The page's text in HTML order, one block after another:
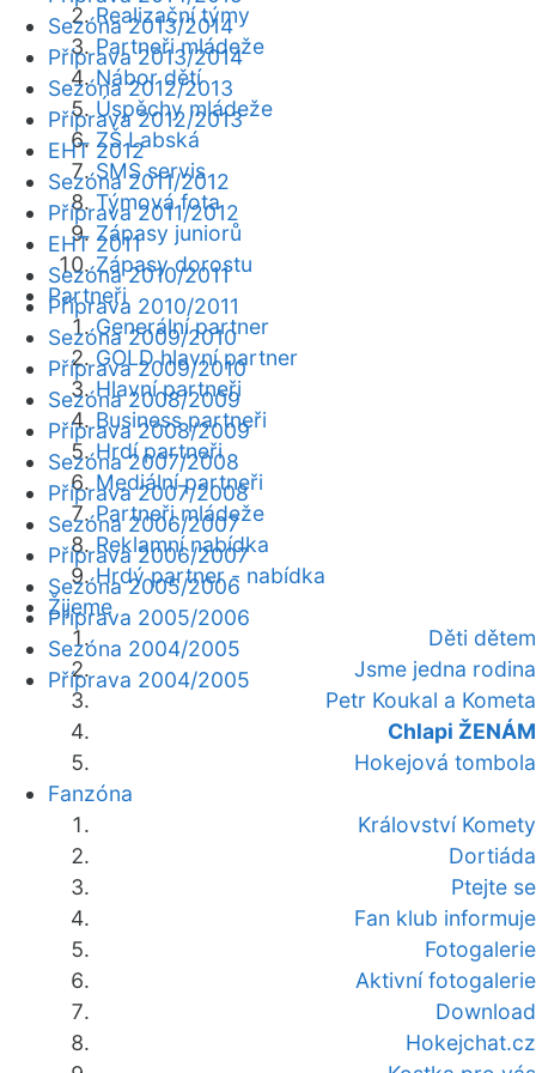
Realizační týmy
Partneři mládeže
Nábor dětí
Úspěchy mládeže
ZŠ Labská
SMS servis
Týmová fota
Zápasy juniorů
Zápasy dorostu
Partneři
Generální partner
GOLD hlavní partner
Hlavní partneři
Business partneři
Hrdí partneři
Mediální partneři
Partneři mládeže
Reklamní nabídka
Hrdý partner - nabídka
Žijeme
Děti dětem
Jsme jedna rodina
Petr Koukal a Kometa
Chlapi ŽENÁM
Hokejová tombola
Fanzóna
Království Komety
Dortiáda
Ptejte se
Fan klub informuje
Fotogalerie
Aktivní fotogalerie
Download
Hokejchat.cz
Sezóna 2013/2014
Příprava 2013/2014
Sezóna 2012/2013
Příprava 2012/2013
EHT 2012
Sezóna 2011/2012
Příprava 2011/2012
EHT 2011
Sezóna 2010/2011
Příprava 2010/2011
Sezóna 2009/2010
Příprava 2009/2010
Sezóna 2008/2009
Příprava 2008/2009
Sezóna 2007/2008
Příprava 2007/2008
Sezóna 2006/2007
Příprava 2006/2007
Sezóna 2005/2006
Příprava 2005/2006
Sezóna 2004/2005
Příprava 2004/2005